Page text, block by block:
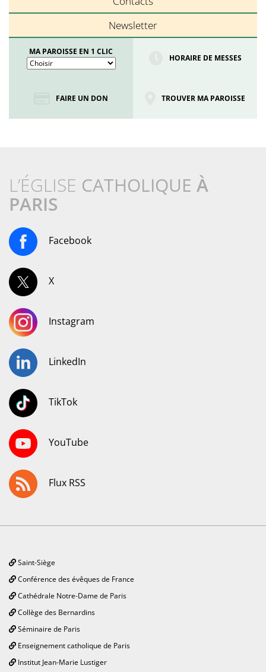
Newsletter
MA PAROISSE EN 1 CLIC
HORAIRE DE MESSES
FAIRE UN DON TROUVER MA PAROISSE
L’ÉGLISE CATHOLIQUE À
PARIS
Facebook
X
Instagram
LinkedIn
TikTok
YouTube
Flux RSS
Saint-Siège
Conférence des évêques de France
Cathédrale Notre-Dame de Paris
Collège des Bernardins
Séminaire de Paris
Enseignement catholique de Paris
Institut Jean-Marie Lustiger